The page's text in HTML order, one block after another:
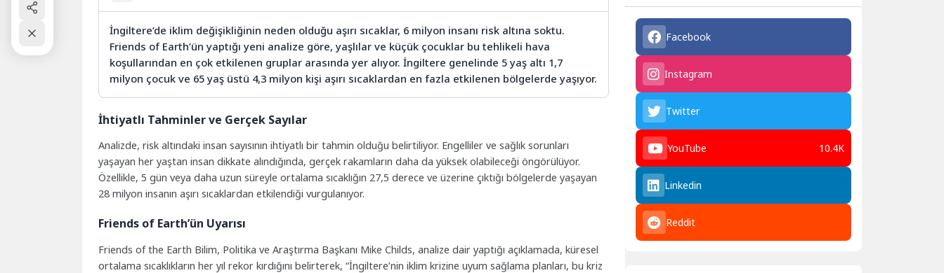
İngiltere’de iklim değişikliğinin neden olduğu aşırı sıcaklar, 6 milyon insanı risk altına soktu.
Friends of Earth’ün yaptığı yeni analize göre, yaşlılar ve küçük çocuklar bu tehlikeli hava
koşullarından en çok etkilenen gruplar arasında yer alıyor. İngiltere genelinde 5 yaş altı 1,7
milyon çocuk ve 65 yaş üstü 4,3 milyon kişi aşırı sıcaklardan en fazla etkilenen bölgelerde yaşıyor.
İhtiyatlı Tahminler ve Gerçek Sayılar
Analizde, risk altındaki insan sayısının ihtiyatlı bir tahmin olduğu belirtiliyor. Engelliler ve sağlık sorunları
yaşayan her yaştan insan dikkate alındığında, gerçek rakamların daha da yüksek olabileceği öngörülüyor.
Özellikle, 5 gün veya daha uzun süreyle ortalama sıcaklığın 27,5 derece ve üzerine çıktığı bölgelerde yaşayan
28 milyon insanın aşırı sıcaklardan etkilendiği vurgulanıyor.
Friends of Earth’ün Uyarısı
Friends of the Earth Bilim, Politika ve Araştırma Başkanı Mike Childs, analize dair yaptığı açıklamada, küresel
ortalama sıcaklıkların her yıl rekor kırdığını belirterek, “İngiltere’nin iklim krizine uyum sağlama planları, bu kriz
Facebook
Instagram
Twitter
YouTube 10.4K
Linkedin
Reddit